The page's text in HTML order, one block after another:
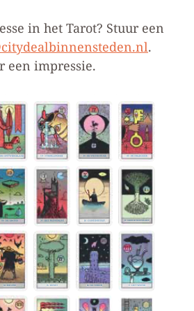
in het Tarot? Stuur een
.
een impressie.